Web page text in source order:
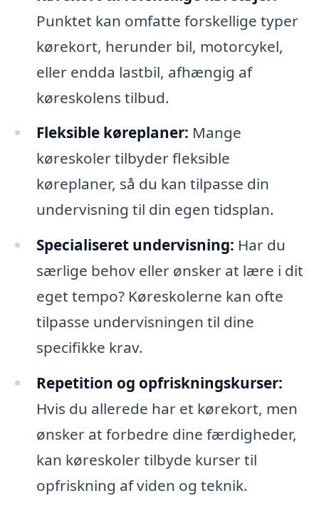
Punktet kan omfatte forskellige typer
kørekort, herunder bil, motorcykel,
eller endda lastbil, afhængig af
køreskolens tilbud.
Fleksible køreplaner: Mange
køreskoler tilbyder fleksible
køreplaner, så du kan tilpasse din
undervisning til din egen tidsplan.
Specialiseret undervisning: Har du
særlige behov eller ønsker at lære i dit
eget tempo? Køreskolerne kan ofte
tilpasse undervisningen til dine
specifikke krav.
Repetition og opfriskningskurser:
Hvis du allerede har et kørekort, men
ønsker at forbedre dine færdigheder,
kan køreskoler tilbyde kurser til
opfriskning af viden og teknik.